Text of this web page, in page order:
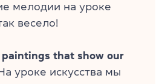
мелодии на уроке
весело!
paintings that show our
уроке искусства мы